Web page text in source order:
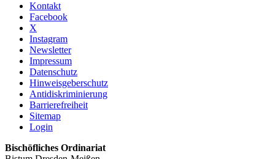
Kontakt
Facebook
X
Instagram
Newsletter
Impressum
Datenschutz
Hinweisgeberschutz
Antidiskriminierung
Barrierefreiheit
Sitemap
Login
Bischöfliches Ordinariat